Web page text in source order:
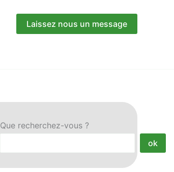
Laissez nous un message
Que recherchez-vous ?
ok